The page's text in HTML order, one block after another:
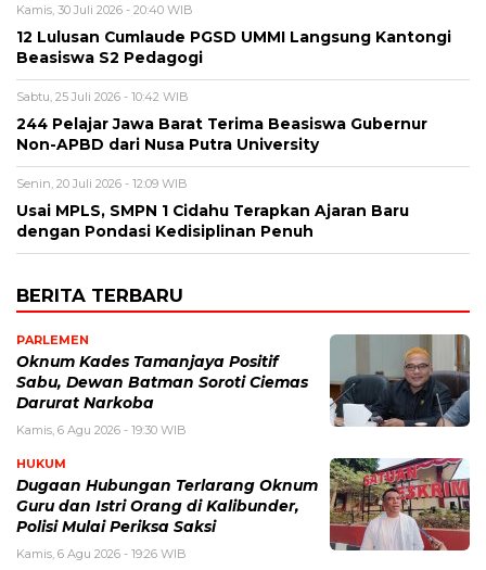
Kamis, 30 Juli 2026 - 20:40 WIB
12 Lulusan Cumlaude PGSD UMMI Langsung Kantongi
Beasiswa S2 Pedagogi
Sabtu, 25 Juli 2026 - 10:42 WIB
244 Pelajar Jawa Barat Terima Beasiswa Gubernur
Non-APBD dari Nusa Putra University
Senin, 20 Juli 2026 - 12:09 WIB
Usai MPLS, SMPN 1 Cidahu Terapkan Ajaran Baru
dengan Pondasi Kedisiplinan Penuh
BERITA TERBARU
PARLEMEN
Oknum Kades Tamanjaya Positif
Sabu, Dewan Batman Soroti Ciemas
Darurat Narkoba
Kamis, 6 Agu 2026 - 19:30 WIB
HUKUM
Dugaan Hubungan Terlarang Oknum
Guru dan Istri Orang di Kalibunder,
Polisi Mulai Periksa Saksi
Kamis, 6 Agu 2026 - 19:26 WIB